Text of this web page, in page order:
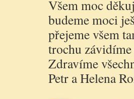
Všem moc
budeme moci
přejeme všem
trochu
Zdravíme
Petr a Helena